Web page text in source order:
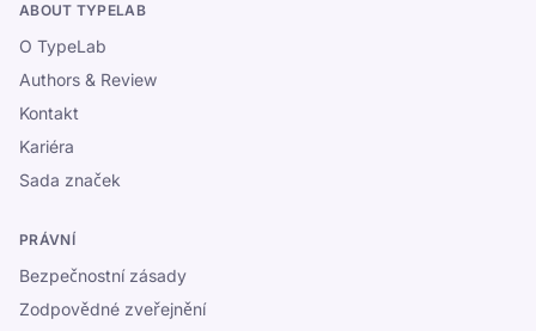
ABOUT TYPELAB
O TypeLab
Authors & Review
Kontakt
Kariéra
Sada značek
PRÁVNÍ
Bezpečnostní zásady
Zodpovědné zveřejnění